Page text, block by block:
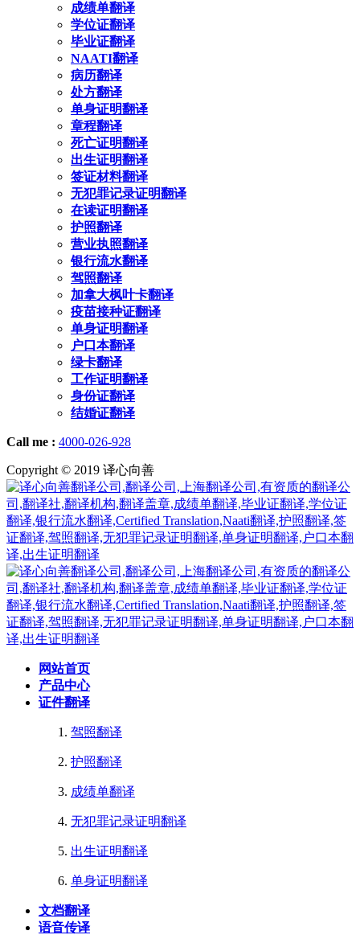
成绩单翻译
学位证翻译
毕业证翻译
NAATI翻译
病历翻译
处方翻译
单身证明翻译
章程翻译
死亡证明翻译
出生证明翻译
签证材料翻译
无犯罪记录证明翻译
在读证明翻译
护照翻译
营业执照翻译
银行流水翻译
驾照翻译
加拿大枫叶卡翻译
疫苗接种证翻译
单身证明翻译
户口本翻译
绿卡翻译
工作证明翻译
身份证翻译
结婚证翻译
Call me : 4000-026-928
Copyright © 2019 译心向善
网站首页
产品中心
证件翻译
驾照翻译
护照翻译
成绩单翻译
无犯罪记录证明翻译
出生证明翻译
单身证明翻译
文档翻译
语音传译